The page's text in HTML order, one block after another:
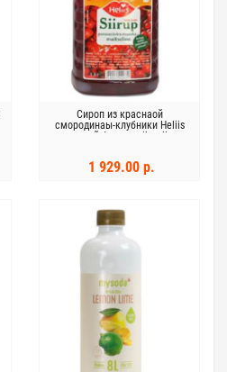
Сироп из краснаой
смородинаы-клубники Heliis
punasesõstra-maasika siirup
1 929.00 р.